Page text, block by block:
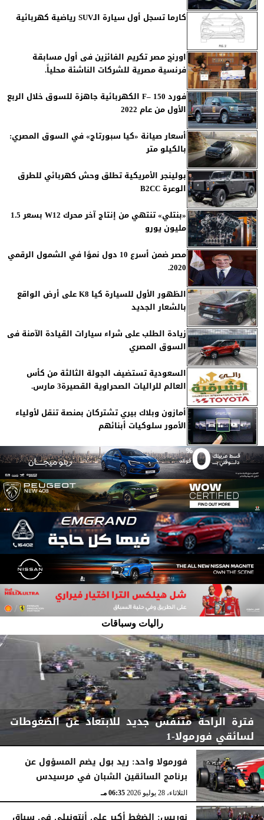
كارما تسجل أول سيارة الـSUV رياضية كهربائية
اورنچ مصر تكريم الفائزين فى أول مسابقة
فرنسية مصرية للشركات الناشئة محلياً.
فورد F– 150 الكهربائية جاهزة للسوق خلال الربع
الأول من عام 2022
أسعار صيانة «كيا سبورتاج» في السوق المصري:
بالكيلو متر
بولينجر الأمريكية تطلق وحش كهربائي للطرق
الوعرة B2CC
«بنتلي» تنتهي من إنتاج آخر محرك W12 بسعر 1.5
مليون يورو
مصر ضمن أسرع 10 دول نموًا في الشمول الرقمي
2020.
الظهور الأول للسيارة كيا K8 على أرض الواقع
بالشعار الجديد
زيادة الطلب على شراء سيارات القيادة الآمنة فى
السوق المصري
السعودية تستضيف الجولة الثالثة من كأس
العالم للراليات الصحراوية القصيرة3 مارس.
أمازون وبلاك بيري تشتركان بمنصة تنقل لأولياء
الأمور سلوكيات أبنائهم
راليات وسباقات
فترة الراحة متنفس جديد للابتعاد عن الضغوطات
لسائقي فورمولا-1
الإثنين، 3 أغسطس 2026 07:06 مـ
فورمولا واحد: ريد بول يضم المسؤول عن
برنامج السائقين الشبان في مرسيدس
الثلاثاء، 28 يوليو 2026 06:35 مـ